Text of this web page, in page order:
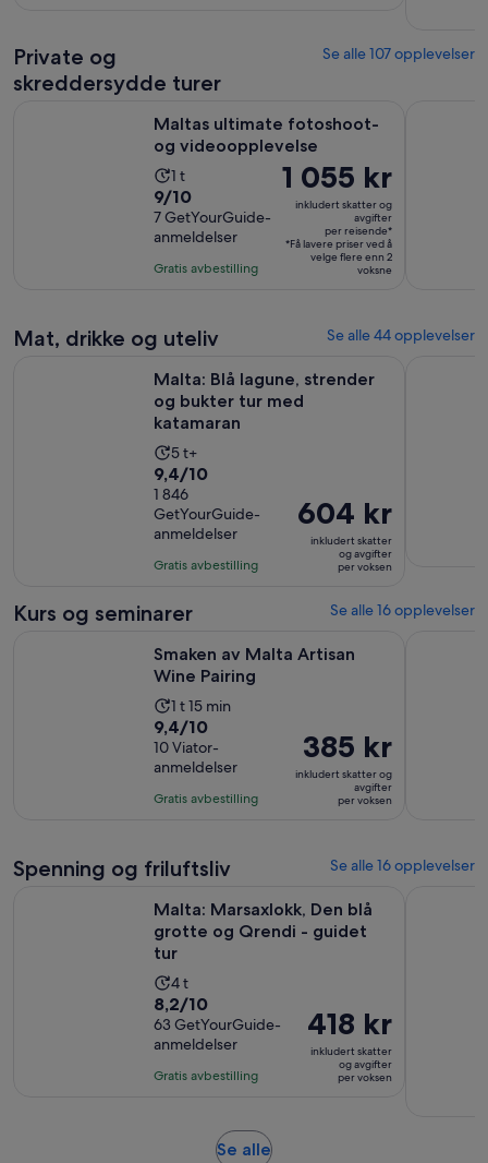
Private og
skreddersydde turer
Se alle 107 opplevelser
Maltas ultimate fotoshoot-
og videoopplevelse
Aktivitetens
varighet
er
1
time
1 t
9.0
av
10
med
9/10
7 GetYourGuide-
anmeldelser
Gratis avbestilling
Prisen
er
1 055 kr
per
reisende*
1 055 kr
inkludert skatter og
avgifter
per reisende*
*Få lavere priser ved å
velge flere enn 2
voksne
Mat, drikke og uteliv Se alle 44 opplevelser
Malta: Blå lagune, strender
og bukter tur med
katamaran
Aktivitetens
varighet
er
5
timer
5 t+
9.4
av
10
med
1846
9,4/10
1 846
GetYourGuide-
anmeldelser
Gratis avbestilling
Prisen
er
604 kr
604 kr
inkludert skatter
og avgifter
per voksen
Kurs og seminarer Se alle 16 opplevelser
Smaken av Malta Artisan
Wine Pairing
Aktivitetens
varighet
er
1
time
minutter
1 t 15 min
9.4
av
10
med
9,4/10
10 Viator-
anmeldelser
Gratis avbestilling
Prisen
er
385 kr
385 kr
inkludert skatter og
avgifter
per voksen
Spenning og friluftsliv Se alle 16 opplevelser
Malta: Marsaxlokk, Den blå
grotte og Qrendi - guidet
tur
Aktivitetens
varighet
er
4
timer
4 t
8.2
av
10
med
8,2/10
63 GetYourGuide-
anmeldelser
Gratis avbestilling
Prisen
er
418 kr
418 kr
inkludert skatter
og avgifter
per voksen
Se alleÅpnes